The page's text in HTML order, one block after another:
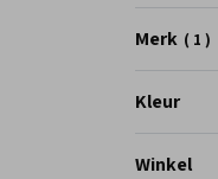
Merk 1
Kleur
Winkel